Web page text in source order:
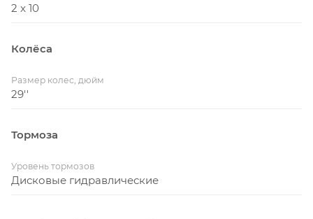
2 x 10
Колёса
Размер колес, дюйм
29''
Тормоза
Уровень тормозов
Дисковые гидравлические